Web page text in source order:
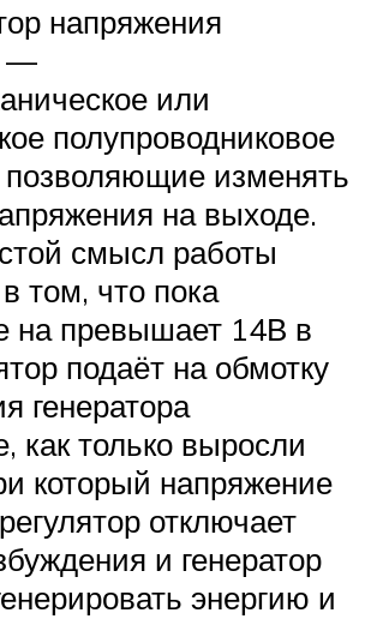
напряжения
—
или
полупроводниковое
позволяющие изменять
на выходе.
смысл работы
том, что пока
на превышает 14В в
подаёт на обмотку
генератора
как только выросли
который напряжение
отключает
и генератор
энергию и